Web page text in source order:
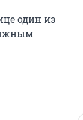
один из